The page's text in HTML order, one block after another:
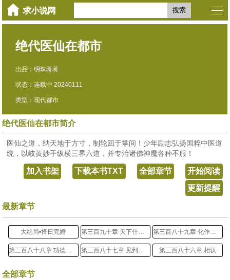
搜索
绝代医仙在都市
出品：明珠蒋蒋
状态：连载中 20240111
类型：现代都市
绝代医仙在都市简介
医仙之道，纳天地于方寸，制轮回于掌间！少年励志弘扬国粹中医道
统，以岐黄妙手纵横三界六道，并专治诸佛神魔各种不服！
开始阅读
全部章节
下载本书TXT
加入书架
更新提醒
最新章节
大结局•择日完婚 第三百九十章 天下什么最大 第三百八十九章 化作相思的泪
第三百八十六章 相认
全部章节